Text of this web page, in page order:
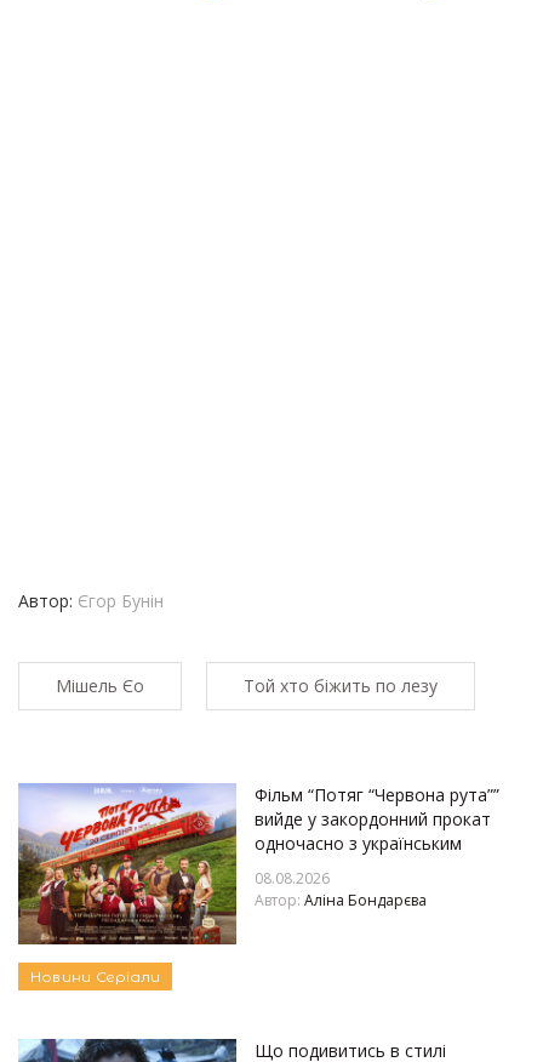
Автор: Єгор Бунін
Мішель Єо Той хто біжить по лезу
Фільм “Потяг “Червона рута””
вийде у закордонний прокат
одночасно з українським
08.08.2026
Автор: Аліна Бондарєва
Новини Серіали
Що подивитись в стилі